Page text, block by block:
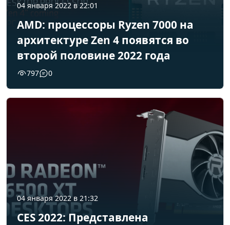
04 января 2022 в 22:01
AMD: процессоры Ryzen 7000 на
архитектуре Zen 4 появятся во
второй половине 2022 года
797 0
04 января 2022 в 21:32
CES 2022: Представлена